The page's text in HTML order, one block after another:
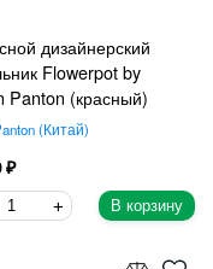
дизайнерский
Flowerpot by
Panton (красный)
Китай
В корзину